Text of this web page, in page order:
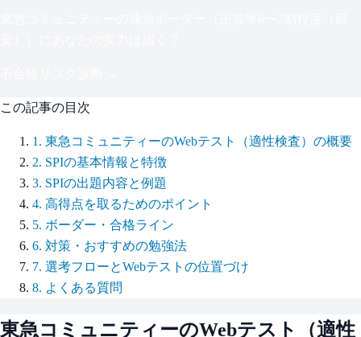
この記事の目次
1 . 東急コミュニティーのWebテスト（適性検査）の概要
2. SPIの基本情報と特徴
3. SPIの出題内容と例題
4. 高得点を取るためのポイント
5. ボーダー・合格ライン
6. 対策・おすすめの勉強法
7. 選考フローとWebテストの位置づけ
8. よくある質問
東急コミュニティーのWebテスト（適性